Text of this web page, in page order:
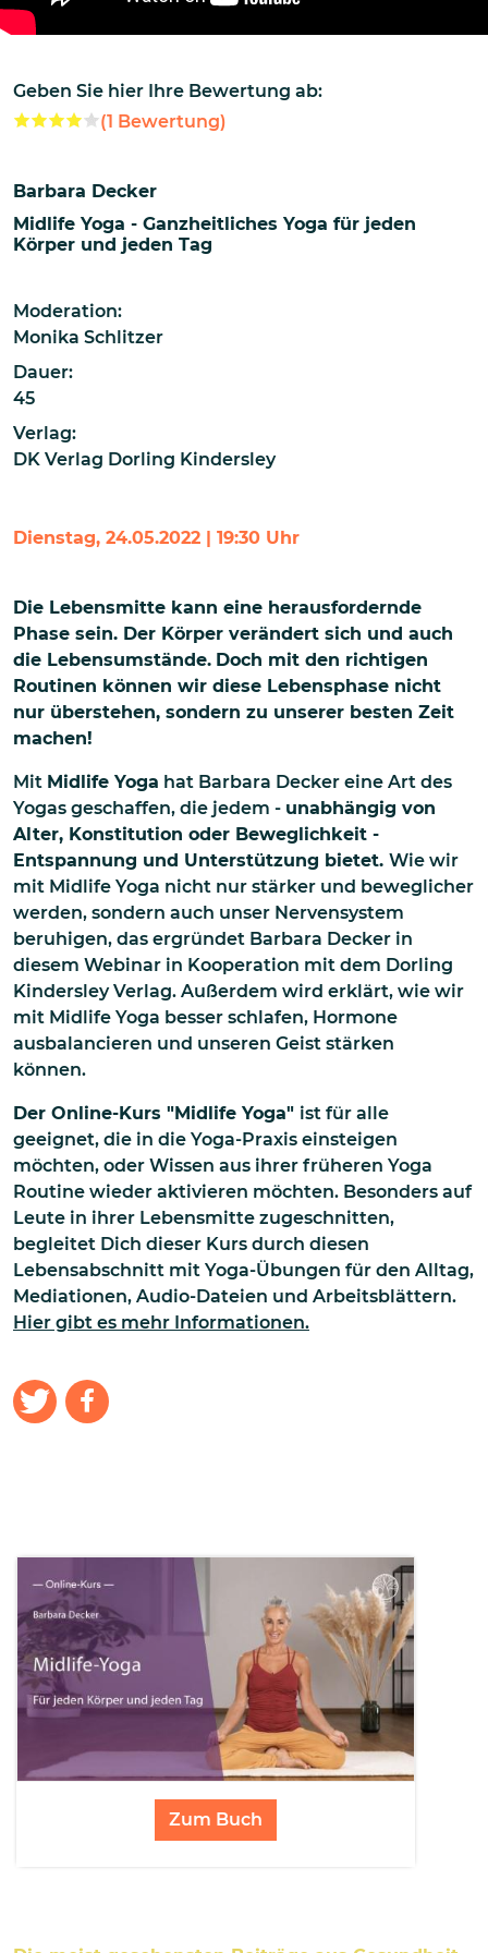
Geben Sie hier Ihre Bewertung ab:
(1 Bewertung)
Barbara Decker
Midlife Yoga - Ganzheitliches Yoga für jeden
Körper und jeden Tag
Moderation:
Monika Schlitzer
Dauer:
45
Verlag:
DK Verlag Dorling Kindersley
Dienstag, 24.05.2022 | 19:30 Uhr
Die Lebensmitte kann eine herausfordernde
Phase sein. Der Körper verändert sich und auch
die Lebensumstände. Doch mit den richtigen
Routinen können wir diese Lebensphase nicht
nur überstehen, sondern zu unserer besten Zeit
machen!
Mit Midlife Yoga hat Barbara Decker eine Art des
Yogas geschaffen, die jedem - unabhängig von
Alter, Konstitution oder Beweglichkeit -
Entspannung und Unterstützung bietet. Wie wir
mit Midlife Yoga nicht nur stärker und beweglicher
werden, sondern auch unser Nervensystem
beruhigen, das ergründet Barbara Decker in
diesem Webinar in Kooperation mit dem Dorling
Kindersley Verlag. Außerdem wird erklärt, wie wir
mit Midlife Yoga besser schlafen, Hormone
ausbalancieren und unseren Geist stärken
können.
Der Online-Kurs "Midlife Yoga" ist für alle
geeignet, die in die Yoga-Praxis einsteigen
möchten, oder Wissen aus ihrer früheren Yoga
Routine wieder aktivieren möchten. Besonders auf
Leute in ihrer Lebensmitte zugeschnitten,
begleitet Dich dieser Kurs durch diesen
Lebensabschnitt mit Yoga-Übungen für den Alltag,
Mediationen, Audio-Dateien und Arbeitsblättern.
Hier gibt es mehr Informationen.
Zum Buch